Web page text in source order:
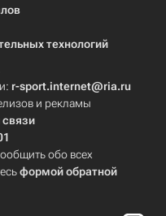
технологий
r-sport.internet@ria.ru
и рекламы
обо всех
формой обратной